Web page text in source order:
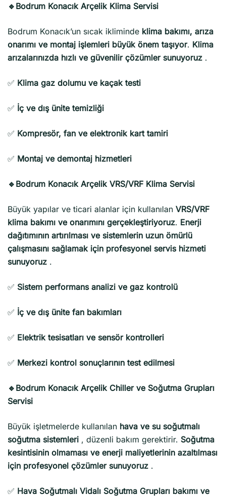
🔹Bodrum Konacık Arçelik Klima Servisi
Bodrum Konacık’un sıcak ikliminde klima bakımı, arıza
onarımı ve montaj işlemleri büyük önem taşıyor. Klima
arızalarınızda hızlı ve güvenilir çözümler sunuyoruz .
✅ Klima gaz dolumu ve kaçak testi
✅ İç ve dış ünite temizliği
✅ Kompresör, fan ve elektronik kart tamiri
✅ Montaj ve demontaj hizmetleri
🔹Bodrum Konacık Arçelik VRS/VRF Klima Servisi
Büyük yapılar ve ticari alanlar için kullanılan VRS/VRF
klima bakımı ve onarımını gerçekleştiriyoruz. Enerji
dağıtımının artırılması ve sistemlerin uzun ömürlü
çalışmasını sağlamak için profesyonel servis hizmeti
sunuyoruz .
✅ Sistem performans analizi ve gaz kontrolü
✅ İç ve dış ünite fan bakımları
✅ Elektrik tesisatları ve sensör kontrolleri
✅ Merkezi kontrol sonuçlarının test edilmesi
🔹Bodrum Konacık Arçelik Chiller ve Soğutma Grupları
Servisi
Büyük işletmelerde kullanılan hava ve su soğutmalı
soğutma sistemleri , düzenli bakım gerektirir. Soğutma
kesintisinin olmaması ve enerji maliyetlerinin azaltılması
için profesyonel çözümler sunuyoruz .
✅ Hava Soğutmalı Vidalı Soğutma Grupları bakımı ve